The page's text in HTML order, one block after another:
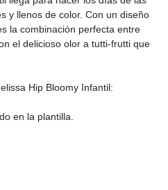
y llenos de color. Con un diseño
la combinación perfecta entre
el delicioso olor a tutti-frutti que
Hip Bloomy Infantil:
en la plantilla.